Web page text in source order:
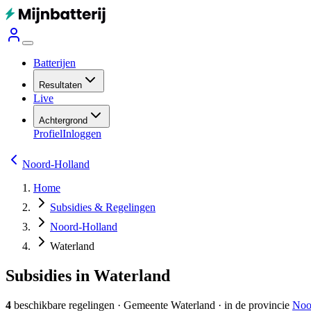
Batterijen
Resultaten
Live
Achtergrond
ProfielInloggen
Noord-Holland
Home
Subsidies & Regelingen
Noord-Holland
Waterland
Subsidies in Waterland
4 beschikbare regelingen · Gemeente Waterland · in de provincie